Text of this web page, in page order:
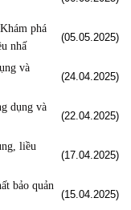
phá
nhấ
(05.05.2025)
và
(24.04.2025)
dụng và
(22.04.2025)
liều
(17.04.2025)
bảo quản
(15.04.2025)